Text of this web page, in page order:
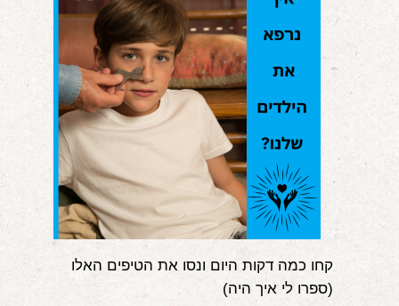
קחו כמה דקות היום ונסו את הטיפים האלו
(ספרו לי איך היה)